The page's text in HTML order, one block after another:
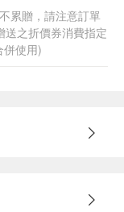
累贈，請注意訂單
送之折價券消費指定
併使用)